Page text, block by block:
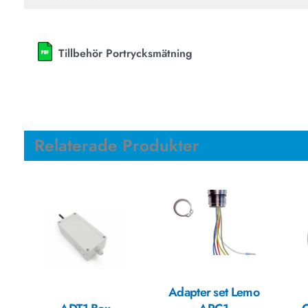
Tillbehör Portrycksmätning
Relaterade Produkter
Adapter set Lemo